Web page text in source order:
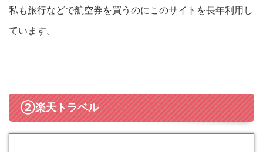
私も旅行などで航空券を買うのにこのサイトを長年利用し
ています。
②楽天トラベル